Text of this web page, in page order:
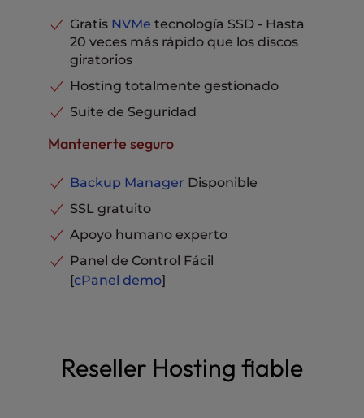
Gratis NVMe tecnología SSD - Hasta
20 veces más rápido que los discos
giratorios
Hosting totalmente gestionado
Suite de Seguridad
Mantenerte seguro
Backup Manager Disponible
SSL gratuito
Apoyo humano experto
Panel de Control Fácil
[cPanel demo]
Reseller Hosting fiable